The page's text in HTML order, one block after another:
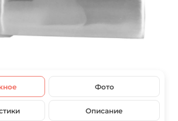
Фото
Описание